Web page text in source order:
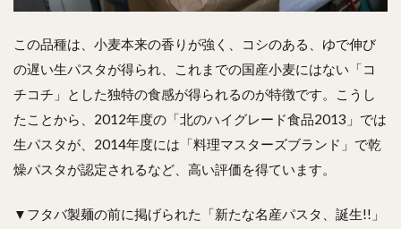
この品種は、小麦本来の香りが強く、コシのある、ゆで伸び
の遅い生パスタが得られ、これまでの国産小麦にはない「コ
チコチ」とした独特の食感が得られるのが特徴です。こうし
たことから、2012年度の「北のハイグレード食品2013」では
生パスタが、2014年度には「料理マスターズブランド」で乾
燥パスタが認定されるなど、高い評価を得ています。
▼フタバ製麺の前に掲げられた「新たな名産パスタ、誕生!!」